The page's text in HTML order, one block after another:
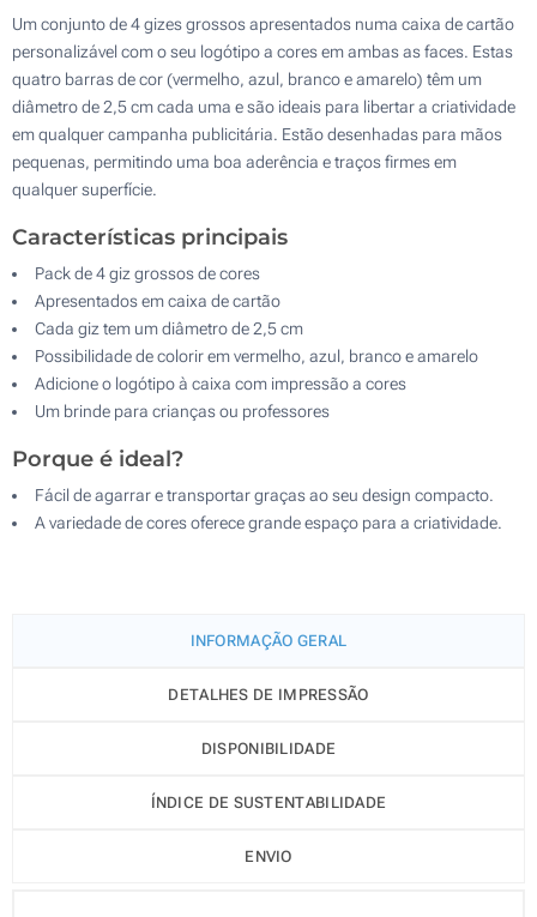
Um conjunto de 4 gizes grossos apresentados numa caixa de cartão
personalizável com o seu logótipo a cores em ambas as faces. Estas
quatro barras de cor (vermelho, azul, branco e amarelo) têm um
diâmetro de 2,5 cm cada uma e são ideais para libertar a criatividade
em qualquer campanha publicitária. Estão desenhadas para mãos
pequenas, permitindo uma boa aderência e traços firmes em
qualquer superfície.
Características principais
Pack de 4 giz grossos de cores
Apresentados em caixa de cartão
Cada giz tem um diâmetro de 2,5 cm
Possibilidade de colorir em vermelho, azul, branco e amarelo
Adicione o logótipo à caixa com impressão a cores
Um brinde para crianças ou professores
Porque é ideal?
Fácil de agarrar e transportar graças ao seu design compacto.
A variedade de cores oferece grande espaço para a criatividade.
INFORMAÇÃO GERAL
DETALHES DE IMPRESSÃO
DISPONIBILIDADE
ÍNDICE DE SUSTENTABILIDADE
ENVIO